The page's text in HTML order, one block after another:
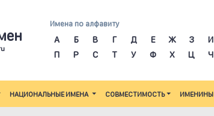
Имена по алфавиту
А Б В Г Д Е Ж З И
П
Р С Т У Ф Х Ц Ч
НАЦИОНАЛЬНЫЕ ИМЕНА СОВМЕСТИМОСТЬ ИМЕНИНЫ